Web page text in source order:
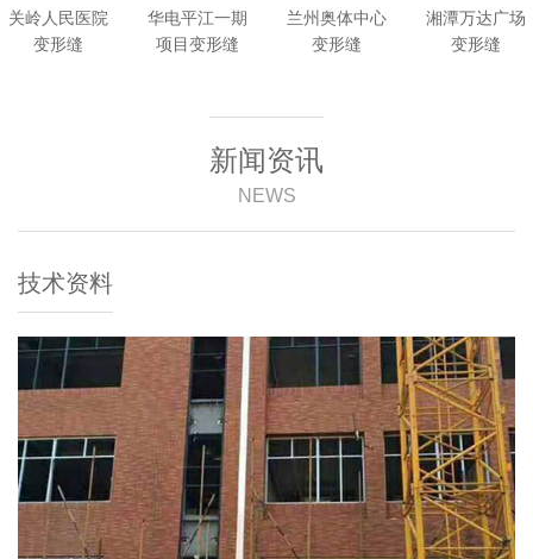
关岭人民医院
变形缝
华电平江一期
项目变形缝
兰州奥体中心
变形缝
湘潭万达广场
变形缝
新闻资讯
NEWS
技术资料